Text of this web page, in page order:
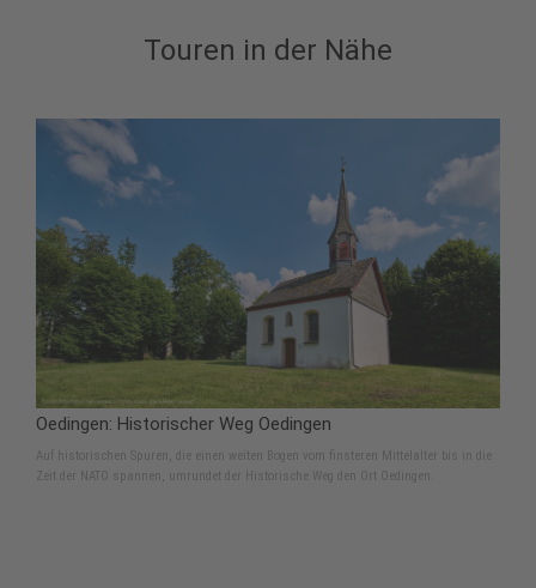
Touren in der Nähe
Oedingen: Historischer Weg Oedingen
Auf historischen Spuren, die einen weiten Bogen vom finsteren Mittelalter bis in die
Zeit der NATO spannen, umrundet der Historische Weg den Ort Oedingen.